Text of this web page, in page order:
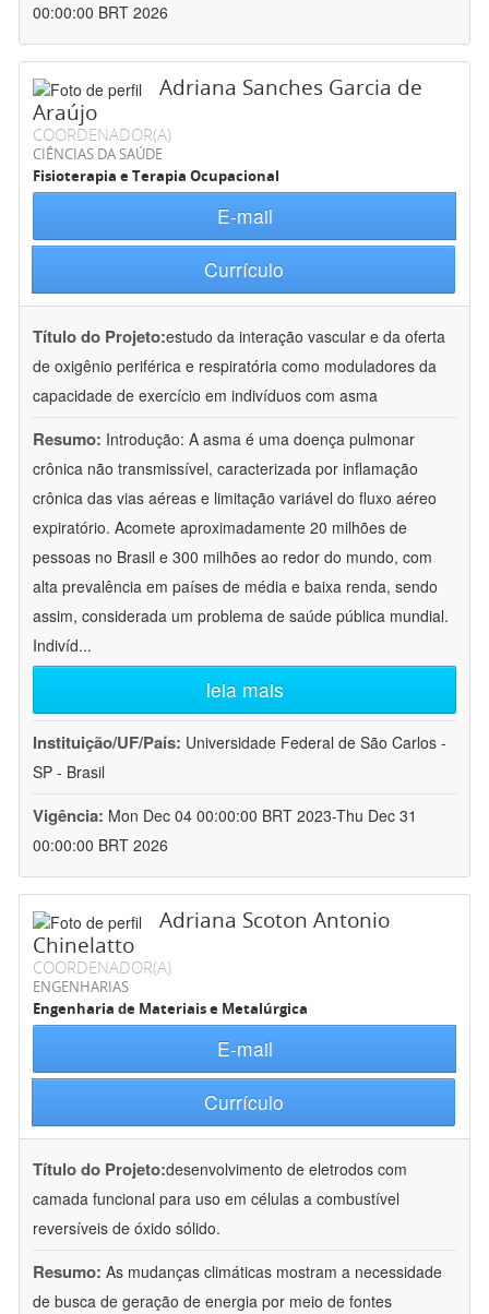
00:00:00 BRT 2026
Adriana Sanches Garcia de
Araújo
COORDENADOR(A)
CIÊNCIAS DA SAÚDE
Fisioterapia e Terapia Ocupacional
E-mail
Currículo
Título do Projeto:estudo da interação vascular e da oferta
de oxigênio periférica e respiratória como moduladores da
capacidade de exercício em indivíduos com asma
Resumo: Introdução: A asma é uma doença pulmonar
crônica não transmissível, caracterizada por inflamação
crônica das vias aéreas e limitação variável do fluxo aéreo
expiratório. Acomete aproximadamente 20 milhões de
pessoas no Brasil e 300 milhões ao redor do mundo, com
alta prevalência em países de média e baixa renda, sendo
assim, considerada um problema de saúde pública mundial.
Indivíd...
leia mais
Instituição/UF/País: Universidade Federal de São Carlos -
SP - Brasil
Vigência: Mon Dec 04 00:00:00 BRT 2023-Thu Dec 31
00:00:00 BRT 2026
Adriana Scoton Antonio
Chinelatto
COORDENADOR(A)
ENGENHARIAS
Engenharia de Materiais e Metalúrgica
E-mail
Currículo
Título do Projeto:desenvolvimento de eletrodos com
camada funcional para uso em células a combustível
reversíveis de óxido sólido.
Resumo: As mudanças climáticas mostram a necessidade
de busca de geração de energia por meio de fontes